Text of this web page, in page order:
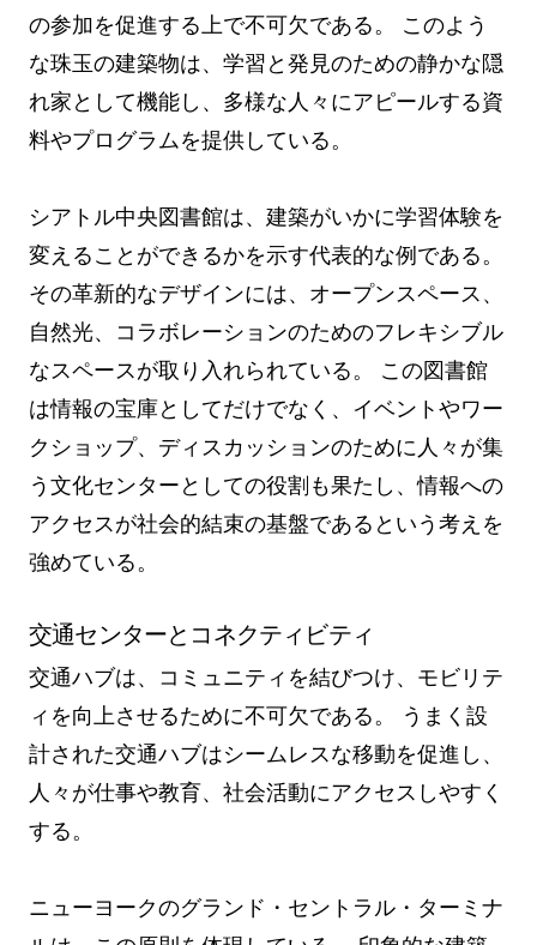
の参加を促進する上で不可欠である。 このよう
な珠玉の建築物は、学習と発見のための静かな隠
れ家として機能し、多様な人々にアピールする資
料やプログラムを提供している。
シアトル中央図書館は、建築がいかに学習体験を
変えることができるかを示す代表的な例である。
その革新的なデザインには、オープンスペース、
自然光、コラボレーションのためのフレキシブル
なスペースが取り入れられている。 この図書館
は情報の宝庫としてだけでなく、イベントやワー
クショップ、ディスカッションのために人々が集
う文化センターとしての役割も果たし、情報への
アクセスが社会的結束の基盤であるという考えを
強めている。
交通センターとコネクティビティ
交通ハブは、コミュニティを結びつけ、モビリテ
ィを向上させるために不可欠である。 うまく設
計された交通ハブはシームレスな移動を促進し、
人々が仕事や教育、社会活動にアクセスしやすく
する。
ニューヨークのグランド・セントラル・ターミナ